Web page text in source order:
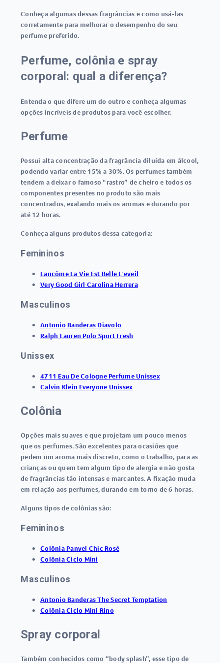
Conheça algumas dessas fragrâncias e como usá-las
corretamente para melhorar o desempenho do seu
perfume preferido.
Perfume, colônia e spray
corporal: qual a diferença?
Entenda o que difere um do outro e conheça algumas
opções incríveis de produtos para você escolher.
Perfume
Possui alta concentração da fragrância diluída em álcool,
podendo variar entre 15% a 30%. Os perfumes também
tendem a deixar o famoso “rastro” de cheiro e todos os
componentes presentes no produto são mais
concentrados, exalando mais os aromas e durando por
até 12 horas.
Conheça alguns produtos dessa categoria:
Femininos
Lancôme La Vie Est Belle L'eveil
Very Good Girl Carolina Herrera
Masculinos
Antonio Banderas Diavolo
Ralph Lauren Polo Sport Fresh
Unissex
4711 Eau De Cologne Perfume Unissex
Calvin Klein Everyone Unissex
Colônia
Opções mais suaves e que projetam um pouco menos
que os perfumes. São excelentes para ocasiões que
pedem um aroma mais discreto, como o trabalho, para as
crianças ou quem tem algum tipo de alergia e não gosta
de fragrâncias tão intensas e marcantes. A fixação muda
em relação aos perfumes, durando em torno de 6 horas.
Alguns tipos de colônias são:
Femininos
Colônia Panvel Chic Rosé
Colônia Ciclo Mini
Masculinos
Antonio Banderas The Secret Temptation
Colônia Ciclo Mini Rino
Spray corporal
Também conhecidos como “body splash”, esse tipo de